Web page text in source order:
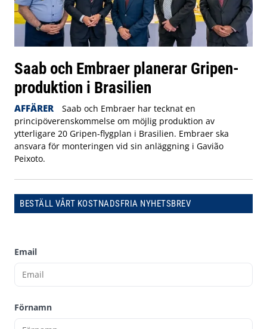
Saab och Embraer planerar Gripen-
produktion i Brasilien
AFFÄRER
Saab och Embraer har tecknat en
principöverenskommelse om möjlig produktion av
ytterligare 20 Gripen-flygplan i Brasilien. Embraer ska
ansvara för monteringen vid sin anläggning i Gavião
Peixoto.
BESTÄLL VÅRT KOSTNADSFRIA NYHETSBREV
Email
Förnamn